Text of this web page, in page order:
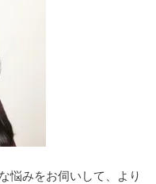
悩みをお伺いして、より